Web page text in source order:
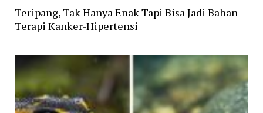
Teripang, Tak Hanya Enak Tapi Bisa Jadi Bahan
Terapi Kanker-Hipertensi